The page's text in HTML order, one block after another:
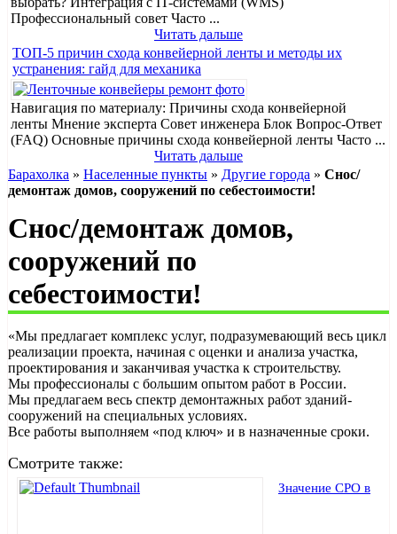
Профессиональный совет Часто ...
Читать дальше
ТОП-5 причин схода конвейерной ленты и методы их
устранения: гайд для механика
Навигация по материалу: Причины схода конвейерной
ленты Мнение эксперта Совет инженера Блок Вопрос-Ответ
(FAQ) Основные причины схода конвейерной ленты Часто ...
Читать дальше
Барахолка » Населенные пункты » Другие города » Cнос/
демонтаж домов, сооружений по себестоимости!
Cнос/демонтаж домов,
сооружений по
себестоимости!
«Мы предлагает комплекс услуг, подразумевающий весь цикл
реализации проекта, начиная с оценки и анализа участка,
проектирования и заканчивая участка к строительству.
Мы профессионалы с большим опытом работ в России.
Мы предлагаем весь спектр демонтажных работ зданий-
сооружений на специальных условиях.
Все работы выполняем «под ключ» и в назначенные сроки.
Смотрите также:
Значение СРО в